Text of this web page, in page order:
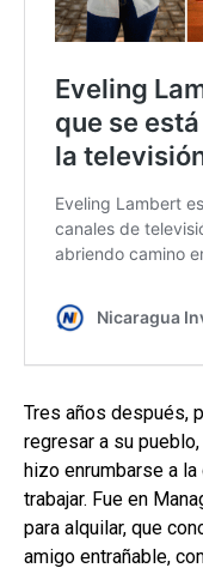
Tres años después,
regresar a su
hizo enrumbarse a
trabajar. Fue en
para alquilar, que
amigo entrañable,